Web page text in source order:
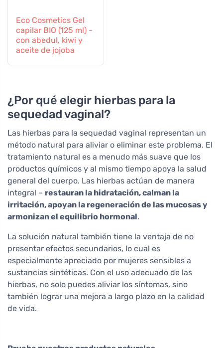
Eco Cosmetics Gel
capilar BIO (125 ml) -
con abedul, kiwi y
aceite de jojoba
¿Por qué elegir hierbas para la
sequedad vaginal?
Las hierbas para la sequedad vaginal representan un
método natural para aliviar o eliminar este problema. El
tratamiento natural es a menudo más suave que los
productos químicos y al mismo tiempo apoya la salud
general del cuerpo. Las hierbas actúan de manera
integral – restauran la hidratación, calman la
irritación, apoyan la regeneración de las mucosas y
armonizan el equilibrio hormonal.
La solución natural también tiene la ventaja de no
presentar efectos secundarios, lo cual es
especialmente apreciado por mujeres sensibles a
sustancias sintéticas. Con el uso adecuado de las
hierbas, no solo puedes aliviar los síntomas, sino
también lograr una mejora a largo plazo en la calidad
de vida.